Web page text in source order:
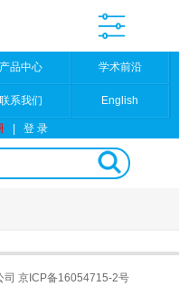
产品中心 学术前沿
联系我们 English
|登 录
京ICP备16054715-2号